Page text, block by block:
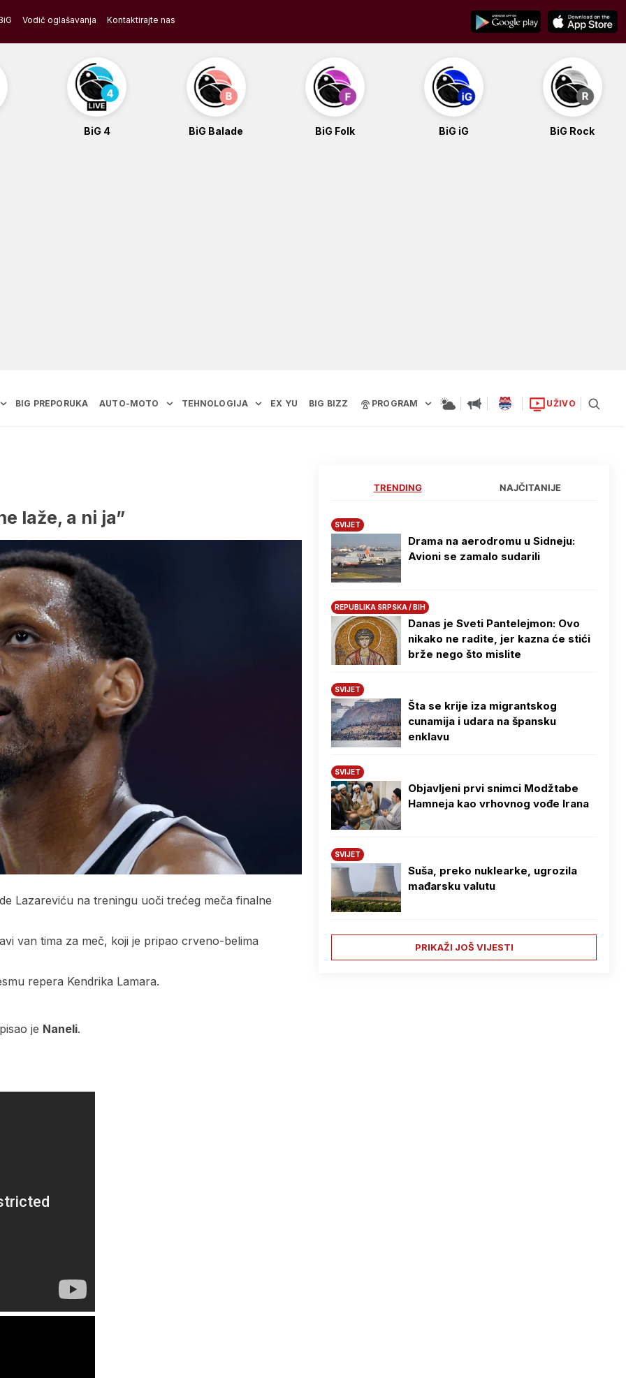
Vodič oglašavanja Kontaktirajte nas
BiG 4 BiG Balade BiG Folk BiG iG BiG Rock
BIG PREPORUKA AUTO-MOTO TEHNOLOGIJA EX YU BIG BIZZ PROGRAM UŽIVO
laže, a ni ja”
Lazareviću na treningu uoči trećeg meča finalne
van tima za meč, koji je pripao crveno-belima
repera Kendrika Lamara.
je Naneli.
TRENDING NAJČITANIJE
SVIJET
Drama na aerodromu u Sidneju:
Avioni se zamalo sudarili
REPUBLIKA SRPSKA / BIH
Danas je Sveti Pantelejmon: Ovo
nikako ne radite, jer kazna će stići
brže nego što mislite
SVIJET
Šta se krije iza migrantskog
cunamija i udara na špansku
enklavu
SVIJET
Objavljeni prvi snimci Modžtabe
Hamneja kao vrhovnog vođe Irana
SVIJET
Suša, preko nuklearke, ugrozila
mađarsku valutu
PRIKAŽI JOŠ VIJESTI